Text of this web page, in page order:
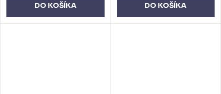
DO KOŠÍKA DO KOŠÍKA